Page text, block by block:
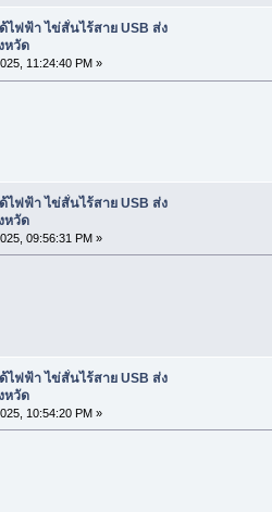
ไฟฟ้า ไข่สั่นไร้สาย USB ส่ง
หวัด
11:24:40 PM »
ไฟฟ้า ไข่สั่นไร้สาย USB ส่ง
หวัด
09:56:31 PM »
ไฟฟ้า ไข่สั่นไร้สาย USB ส่ง
หวัด
10:54:20 PM »